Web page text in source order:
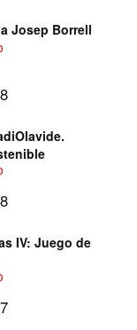
Josep Borrell
IV: Juego de